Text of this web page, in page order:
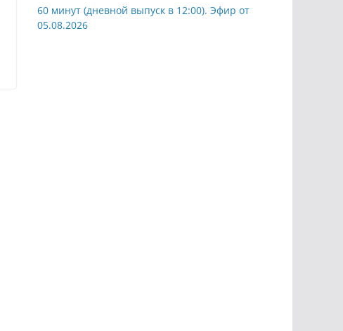
60 минут (дневной выпуск в 12:00). Эфир от
05.08.2026